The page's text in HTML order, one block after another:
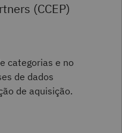
(CCEP)
categorias e no
de dados
de aquisição.